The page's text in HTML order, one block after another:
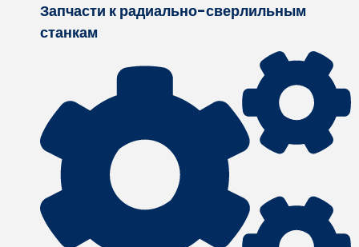
Запчасти к радиально-сверлильным
станкам